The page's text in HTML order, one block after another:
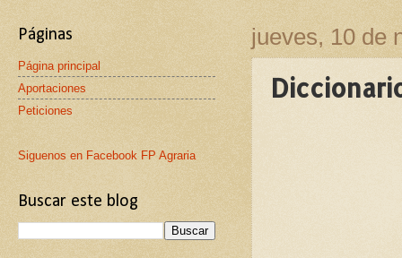
jueves, 10 de
Páginas
Página principal
Aportaciones
Peticiones
Siguenos en Facebook FP Agraria
Buscar este blog